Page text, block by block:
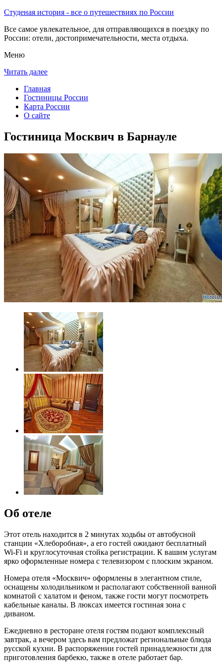
Студеная история - все о путешествиях по России
Все самое увлекательное, для отправляющихся в поездку по
России: отели, достопримечательности, места отдыха.
Меню
Читать далее
Главная
Гостиницы России
Карта России
О сайте
Гостиница Москвич в Барнауле
Об отеле
Этот отель находится в 2 минутах ходьбы от автобусной
станции «Хлеборобная», а его гостей ожидают бесплатный
Wi-Fi и круглосуточная стойка регистрации. К вашим услугам
ярко оформленные номера с телевизором с плоским экраном.
Номера отеля «Москвич» оформлены в элегантном стиле,
оснащены холодильником и располагают собственной ванной
комнатой с халатом и феном, также гости могут посмотреть
кабельные каналы. В люксах имеется гостиная зона с
диваном.
Ежедневно в ресторане отеля гостям подают комплексный
завтрак, а вечером здесь вам предложат региональные блюда
русской кухни. В распоряжении гостей принадлежности для
приготовления барбекю, также в отеле работает бар.